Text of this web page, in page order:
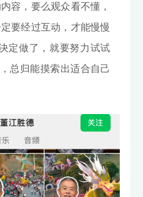
容，要么观众看不懂，
要经过互动，才能慢慢
定做了，就要努力试试
总归能摸索出适合自己